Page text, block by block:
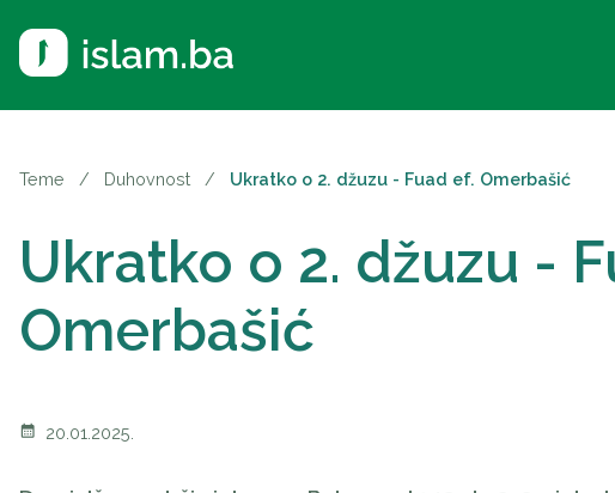
Teme / Duhovnost / Ukratko o 2. džuzu - Fuad ef. Omerbašić
Ukratko o 2. džuzu -
Omerbašić
calendar_month 20.01.2025.